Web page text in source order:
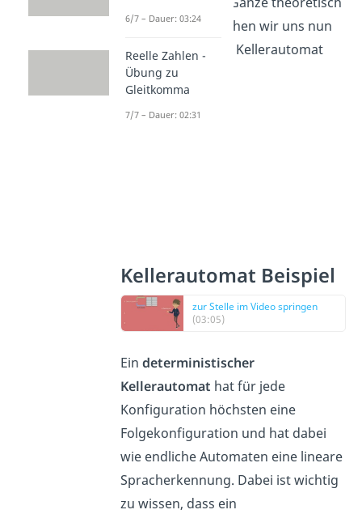
umsetzen lässt, sehen wir uns nun
an dem folgenden Kellerautomat
Beispiel an.
Kellerautomat Beispiel
zur Stelle im Video springen
(03:05)
Eindeterministischer
Kellerautomat hat für jede
Konfiguration höchsten eine
Folgekonfiguration und hat dabei
wie endliche Automaten eine lineare
Spracherkennung. Dabei ist wichtig
zu wissen, dass ein
6/7 – Dauer: 03:24
Reelle Zahlen -
Übung zu
Gleitkomma
7/7 – Dauer: 02:31